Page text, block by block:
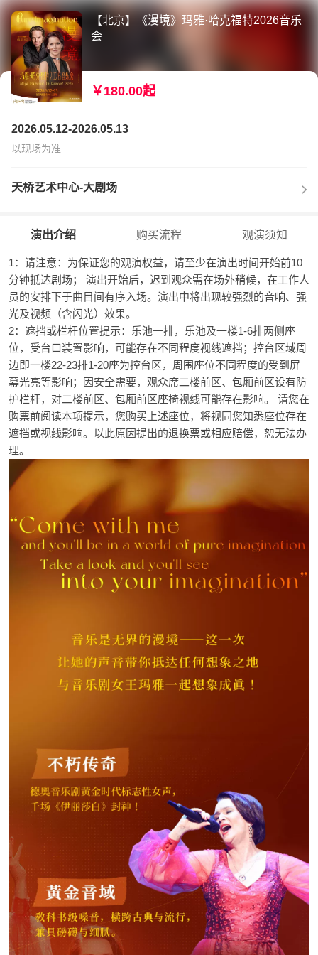
【北京】《漫境》玛雅·哈克福特2026音乐
会
￥180.00起
2026.05.12-2026.05.13
以现场为准
天桥艺术中心-大剧场
演出介绍 购买流程 观演须知
1：请注意：为保证您的观演权益，请至少在演出时间开始前10
分钟抵达剧场； 演出开始后，迟到观众需在场外稍候，在工作人
员的安排下于曲目间有序入场。演出中将出现较强烈的音响、强
光及视频（含闪光）效果。
2：遮挡或栏杆位置提示：乐池一排，乐池及一楼1-6排两侧座
位，受台口装置影响，可能存在不同程度视线遮挡；控台区域周
边即一楼22-23排1-20座为控台区，周围座位不同程度的受到屏
幕光亮等影响；因安全需要，观众席二楼前区、包厢前区设有防
护栏杆，对二楼前区、包厢前区座椅视线可能存在影响。 请您在
购票前阅读本项提示，您购买上述座位，将视同您知悉座位存在
遮挡或视线影响。以此原因提出的退换票或相应赔偿，恕无法办
理。